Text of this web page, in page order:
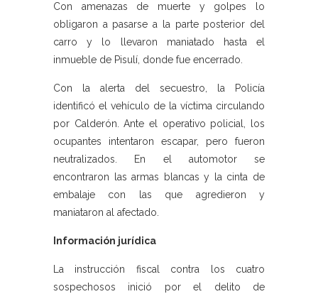
Con amenazas de muerte y golpes lo
obligaron a pasarse a la parte posterior del
carro y lo llevaron maniatado hasta el
inmueble de Pisulí, donde fue encerrado.
Con la alerta del secuestro, la Policía
identificó el vehículo de la víctima circulando
por Calderón. Ante el operativo policial, los
ocupantes intentaron escapar, pero fueron
neutralizados. En el automotor se
encontraron las armas blancas y la cinta de
embalaje con las que agredieron y
maniataron al afectado.
Información jurídica
La instrucción fiscal contra los cuatro
sospechosos inició por el delito de